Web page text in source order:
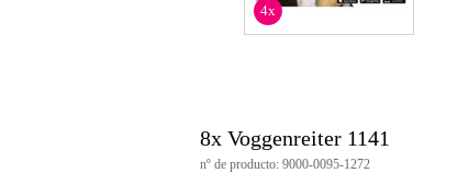
4x
8x Voggenreiter 1141
nº de producto: 9000-0095-1272